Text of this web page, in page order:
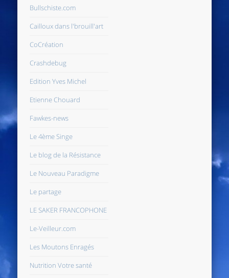
Bullschiste.com
Cailloux dans l'brouill'art
CoCréation
Crashdebug
Edition Yves Michel
Etienne Chouard
Fawkes-news
Le 4ème Singe
Le blog de la Résistance
Le Nouveau Paradigme
Le partage
LE SAKER FRANCOPHONE
Le-Veilleur.com
Les Moutons Enragés
Nutrition Votre santé